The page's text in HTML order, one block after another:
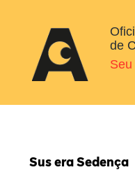
de
Sus era Sedença